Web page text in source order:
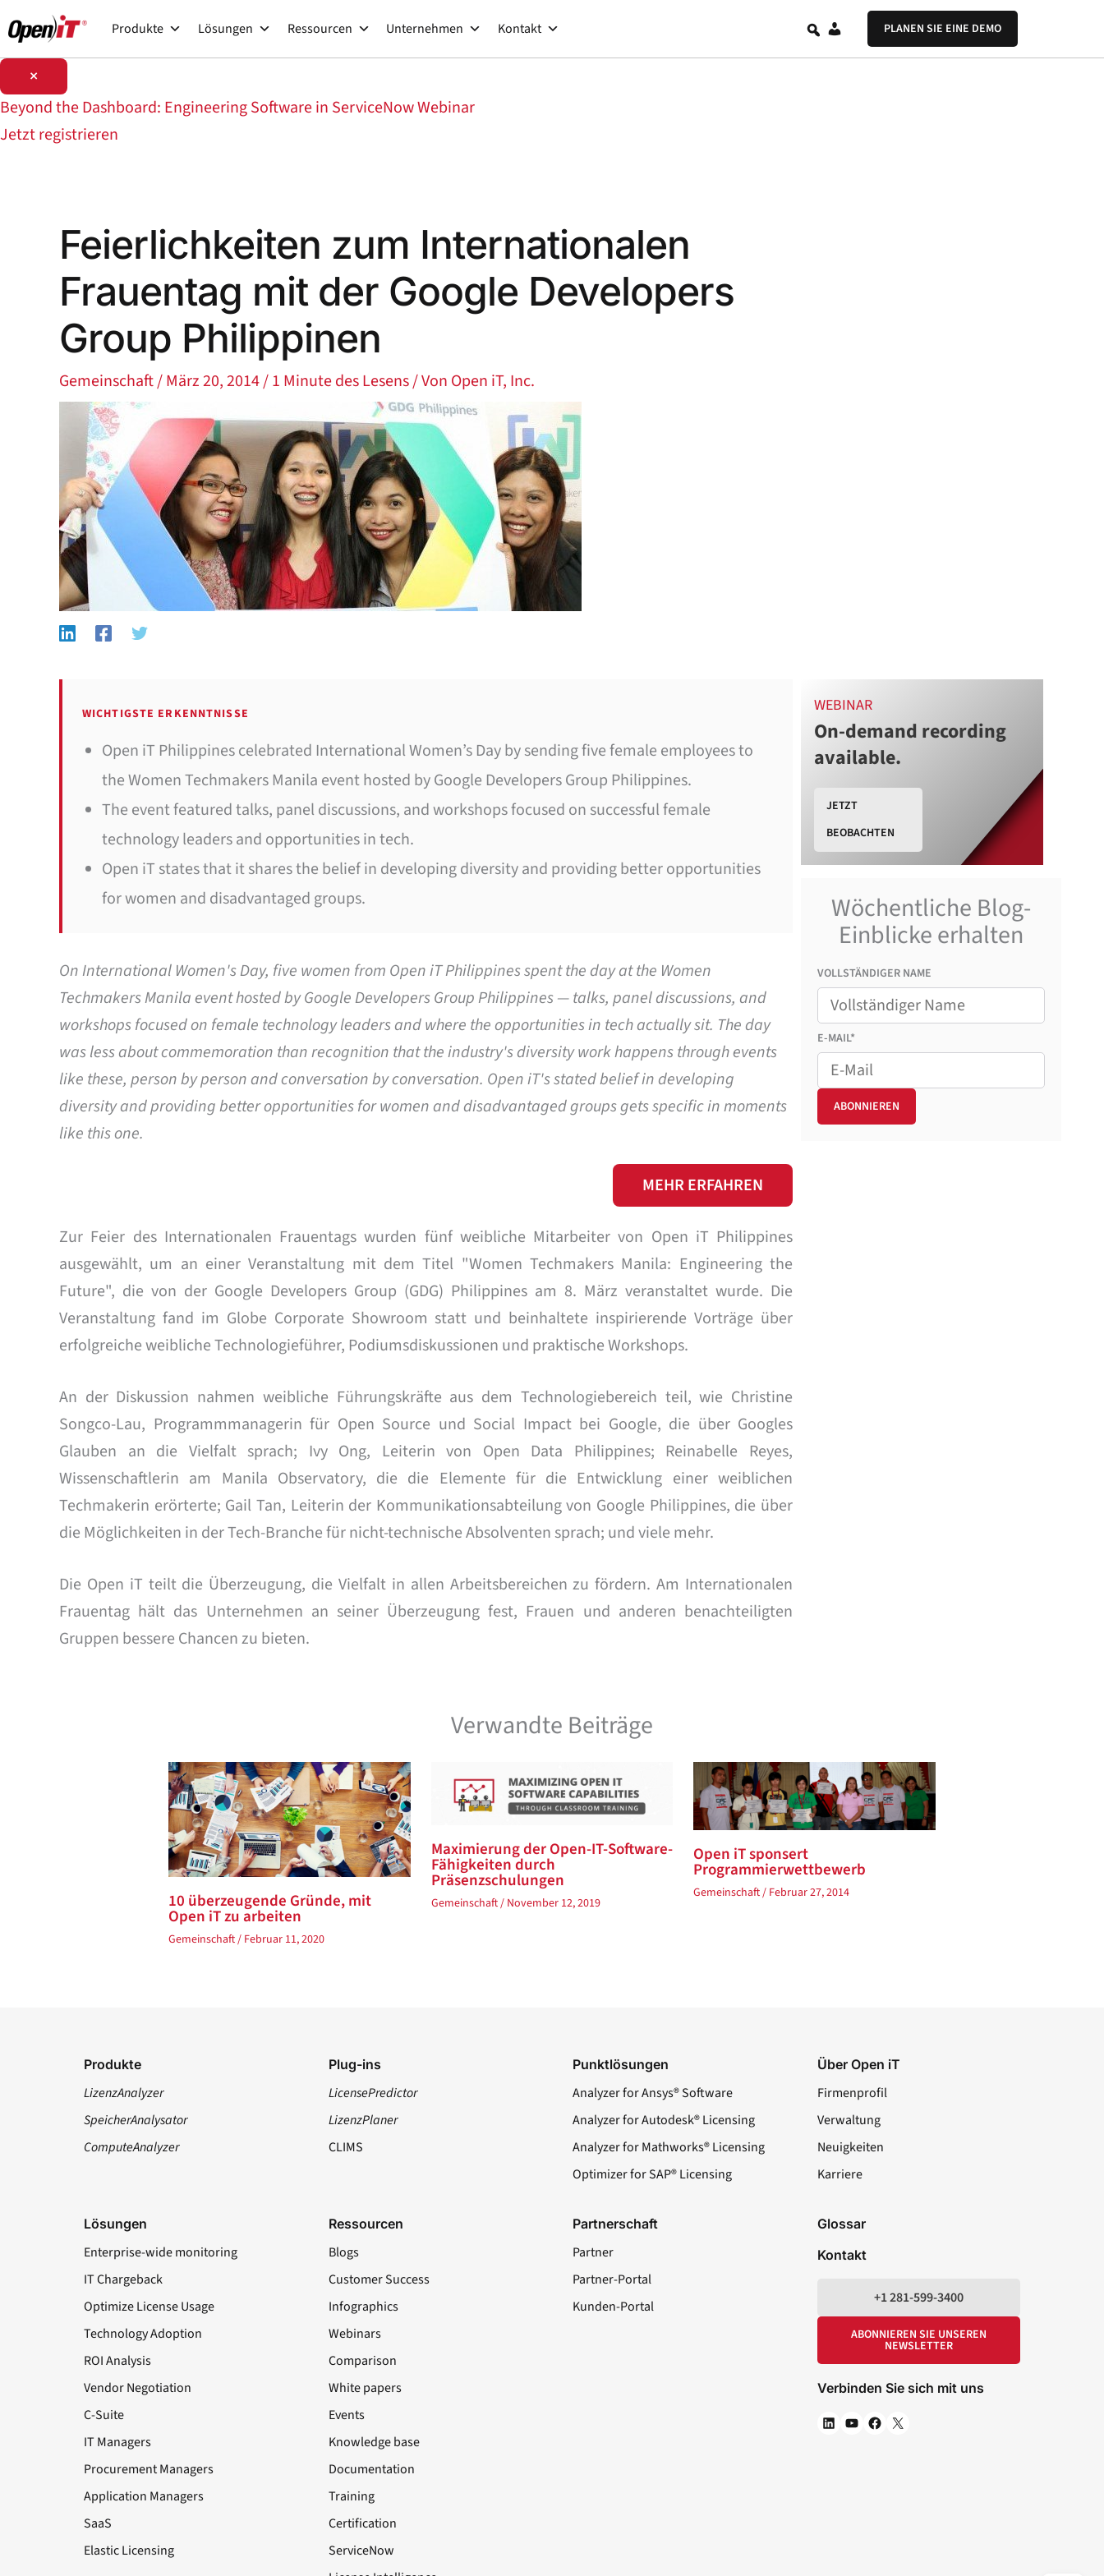
Inhalt
springen
Produkte Lösungen Ressourcen Unternehmen Kontakt PLANEN SIE EINE DEMO
×
Beyond the Dashboard: Engineering Software in ServiceNow Webinar
Jetzt registrieren
Feierlichkeiten zum Internationalen
Frauentag mit der Google Developers
Group Philippinen
Gemeinschaft/März 20, 2014/1 Minute des Lesens/ Von Open iT, Inc.
WICHTIGSTE ERKENNTNISSE
Open iT Philippines celebrated International Women’s Day by sending five female employees to
the Women Techmakers Manila event hosted by Google Developers Group Philippines.
The event featured talks, panel discussions, and workshops focused on successful female
technology leaders and opportunities in tech.
Open iT states that it shares the belief in developing diversity and providing better opportunities
for women and disadvantaged groups.
On International Women's Day, five women from Open iT Philippines spent the day at the Women
Techmakers Manila event hosted by Google Developers Group Philippines — talks, panel discussions, and
workshops focused on female technology leaders and where the opportunities in tech actually sit. The day
was less about commemoration than recognition that the industry's diversity work happens through events
like these, person by person and conversation by conversation. Open iT's stated belief in developing
diversity and providing better opportunities for women and disadvantaged groups gets specific in moments
like this one.
MEHR ERFAHREN
Zur Feier des Internationalen Frauentags wurden fünf weibliche Mitarbeiter von Open iT Philippines
ausgewählt, um an einer Veranstaltung mit dem Titel "Women Techmakers Manila: Engineering the
Future", die von der Google Developers Group (GDG) Philippines am 8. März veranstaltet wurde. Die
Veranstaltung fand im Globe Corporate Showroom statt und beinhaltete inspirierende Vorträge über
erfolgreiche weibliche Technologieführer, Podiumsdiskussionen und praktische Workshops.
An der Diskussion nahmen weibliche Führungskräfte aus dem Technologiebereich teil, wie Christine
Songco-Lau, Programmmanagerin für Open Source und Social Impact bei Google, die über Googles
Glauben an die Vielfalt sprach; Ivy Ong, Leiterin von Open Data Philippines; Reinabelle Reyes,
Wissenschaftlerin am Manila Observatory, die die Elemente für die Entwicklung einer weiblichen
Techmakerin erörterte; Gail Tan, Leiterin der Kommunikationsabteilung von Google Philippines, die über
die Möglichkeiten in der Tech-Branche für nicht-technische Absolventen sprach; und viele mehr.
Die Open iT teilt die Überzeugung, die Vielfalt in allen Arbeitsbereichen zu fördern. Am Internationalen
Frauentag hält das Unternehmen an seiner Überzeugung fest, Frauen und anderen benachteiligten
Gruppen bessere Chancen zu bieten.
WEBINAR
On-demand recording
available.
JETZT
BEOBACHTEN
Wöchentliche Blog-
Einblicke erhalten
VOLLSTÄNDIGER NAME
E-MAIL*
Verwandte Beiträge
10 überzeugende Gründe, mit
Open iT zu arbeiten
Gemeinschaft/ Februar 11, 2020
Maximierung der Open-IT-Software-
Fähigkeiten durch
Präsenzschulungen
Gemeinschaft/ November 12, 2019
Open iT sponsert
Programmierwettbewerb
Gemeinschaft/ Februar 27, 2014
Produkte
LizenzAnalyzer
SpeicherAnalysator
ComputeAnalyzer
Plug-ins
LicensePredictor
LizenzPlaner
CLIMS
Punktlösungen
Analyzer for Ansys® Software
Analyzer for Autodesk® Licensing
Analyzer for Mathworks® Licensing
Optimizer for SAP® Licensing
Über Open iT
Firmenprofil
Verwaltung
Neuigkeiten
Karriere
Lösungen
Enterprise-wide monitoring
IT Chargeback
Optimize License Usage
Technology Adoption
ROI Analysis
Vendor Negotiation
C-Suite
IT Managers
Procurement Managers
Application Managers
SaaS
Elastic Licensing
Ressourcen
Blogs
Customer Success
Infographics
Webinars
Comparison
White papers
Events
Knowledge base
Documentation
Training
Certification
ServiceNow
Partnerschaft
Partner
Partner-Portal
Kunden-Portal
Glossar
Kontakt
+1 281-599-3400
ABONNIEREN SIE UNSEREN
NEWSLETTER
Verbinden Sie sich mit uns